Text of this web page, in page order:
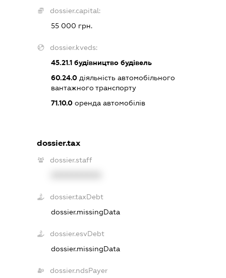
dossier.capital:
55 000 грн.
dossier.kveds:
45.21.1 будівництво будівель
60.24.0 діяльність автомобільного
вантажного транспорту
71.10.0 оренда автомобілів
dossier.tax
dossier.staff
dossier.taxDebt
dossier.missingData
dossier.esvDebt
dossier.missingData
dossier.ndsPayer